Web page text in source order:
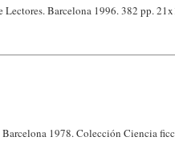
Barcelona 1996. 382 pp.
1978. Colección Ciencia